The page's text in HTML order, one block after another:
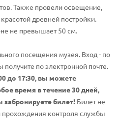
Также провели освещение,
древней постройки.
не превышает 50 см.
посещения музея. Вход - по
по электронной почте.
до 17:30, вы можете
время в течение 30 дней,
забронируете билет! Билет не
прохождения контроля службы